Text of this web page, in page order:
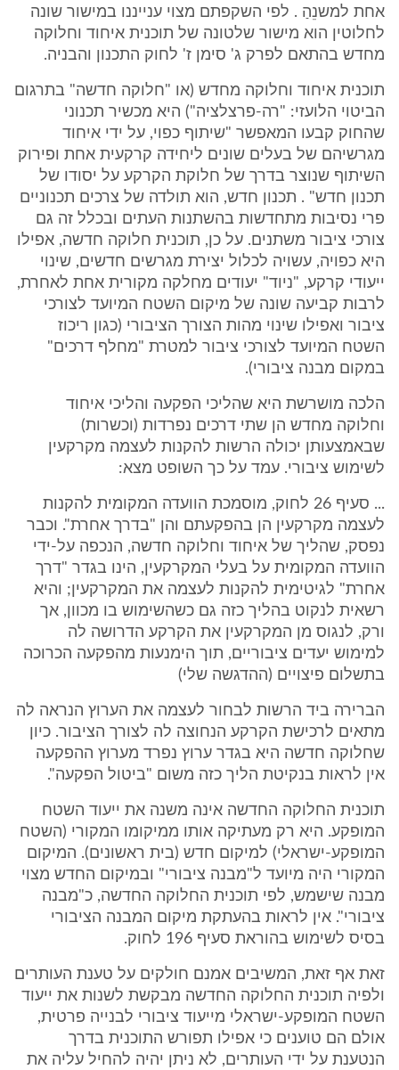
אחת למשנֵהַ . לפי השקפתם מצוי ענייננו במישור שונה
לחלוטין הוא מישור שלטונה של תוכנית איחוד וחלוקה
מחדש בהתאם לפרק ג' סימן ז' לחוק התכנון והבניה.
תוכנית איחוד וחלוקה מחדש (או "חלוקה חדשה" בתרגום
הביטוי הלועזי: "רה-פרצלציה") היא מכשיר תכנוני
שהחוק קבעו המאפשר "שיתוף כפוי, על ידי איחוד
מגרשיהם של בעלים שונים ליחידה קרקעית אחת ופירוק
השיתוף שנוצר בדרך של חלוקת הקרקע על יסודו של
תכנון חדש" . תכנון חדש, הוא תולדה של צרכים תכנוניים
פרי נסיבות מתחדשות בהשתנות העתים ובכלל זה גם
צורכי ציבור משתנים. על כן, תוכנית חלוקה חדשה, אפילו
היא כפויה, עשויה לכלול יצירת מגרשים חדשים, שינוי
ייעודי קרקע, "ניוד" יעודים מחלקה מקורית אחת לאחרת,
לרבות קביעה שונה של מיקום השטח המיועד לצורכי
ציבור ואפילו שינוי מהות הצורך הציבורי (כגון ריכוז
השטח המיועד לצורכי ציבור למטרת "מחלף דרכים"
במקום מבנה ציבורי).
הלכה מושרשת היא שהליכי הפקעה והליכי איחוד
וחלוקה מחדש הן שתי דרכים נפרדות (וכשרות)
שבאמצעותן יכולה הרשות להקנות לעצמה מקרקעין
לשימוש ציבורי. עמד על כך השופט מצא:
... סעיף 26 לחוק, מוסמכת הוועדה המקומית להקנות
לעצמה מקרקעין הן בהפקעתם והן "בדרך אחרת". וכבר
נפסק, שהליך של איחוד וחלוקה חדשה, הנכפה על-ידי
הוועדה המקומית על בעלי המקרקעין, הינו בגדר "דרך
אחרת" לגיטימית להקנות לעצמה את המקרקעין; והיא
רשאית לנקוט בהליך כזה גם כשהשימוש בו מכוון, אך
ורק, לנגוס מן המקרקעין את הקרקע הדרושה לה
למימוש יעדים ציבוריים, תוך הימנעות מהפקעה הכרוכה
בתשלום פיצויים (ההדגשה שלי)
הברירה ביד הרשות לבחור לעצמה את הערוץ הנראה לה
מתאים לרכישת הקרקע הנחוצה לה לצורך הציבור. כיון
שחלוקה חדשה היא בגדר ערוץ נפרד מערוץ ההפקעה
אין לראות בנקיטת הליך כזה משום "ביטול הפקעה".
תוכנית החלוקה החדשה אינה משנה את ייעוד השטח
המופקע. היא רק מעתיקה אותו ממיקומו המקורי (השטח
המופקע-ישראלי) למיקום חדש (בית ראשונים). המיקום
המקורי היה מיועד ל"מבנה ציבורי" ובמיקום החדש מצוי
מבנה שישמש, לפי תוכנית החלוקה החדשה, כ"מבנה
ציבורי". אין לראות בהעתקת מיקום המבנה הציבורי
בסיס לשימוש בהוראת סעיף 196 לחוק.
זאת אף זאת, המשיבים אמנם חולקים על טענת העותרים
ולפיה תוכנית החלוקה החדשה מבקשת לשנות את ייעוד
השטח המופקע-ישראלי מייעוד ציבורי לבנייה פרטית,
אולם הם טוענים כי אפילו תפורש התוכנית בדרך
הנטענת על ידי העותרים, לא ניתן יהיה להחיל עליה את